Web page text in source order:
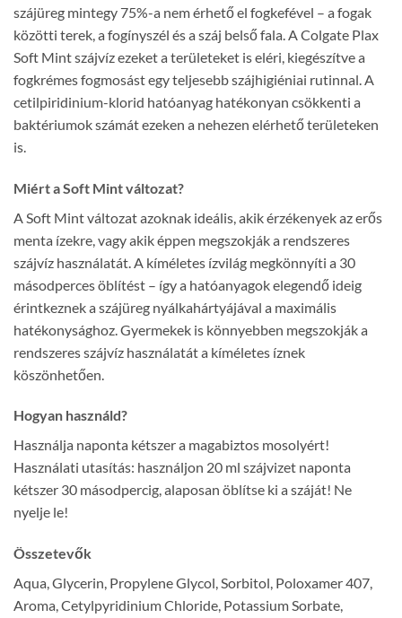
szájüreg mintegy 75%-a nem érhető el fogkefével – a fogak
közötti terek, a fogínyszél és a száj belső fala. A Colgate Plax
Soft Mint szájvíz ezeket a területeket is eléri, kiegészítve a
fogkrémes fogmosást egy teljesebb szájhigiéniai rutinnal. A
cetilpiridinium-klorid hatóanyag hatékonyan csökkenti a
baktériumok számát ezeken a nehezen elérhető területeken
is.
Miért a Soft Mint változat?
A Soft Mint változat azoknak ideális, akik érzékenyek az erős
menta ízekre, vagy akik éppen megszokják a rendszeres
szájvíz használatát. A kíméletes ízvilág megkönnyíti a 30
másodperces öblítést – így a hatóanyagok elegendő ideig
érintkeznek a szájüreg nyálkahártyájával a maximális
hatékonysághoz. Gyermekek is könnyebben megszokják a
rendszeres szájvíz használatát a kíméletes íznek
köszönhetően.
Hogyan használd?
Használja naponta kétszer a magabiztos mosolyért!
Használati utasítás: használjon 20 ml szájvizet naponta
kétszer 30 másodpercig, alaposan öblítse ki a száját! Ne
nyelje le!
Összetevők
Aqua, Glycerin, Propylene Glycol, Sorbitol, Poloxamer 407,
Aroma, Cetylpyridinium Chloride, Potassium Sorbate,